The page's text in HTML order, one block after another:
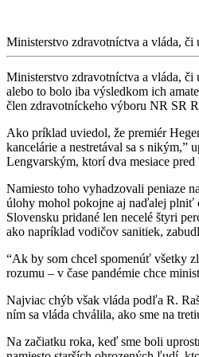
Ministerstvo zdravotníctva a vláda,
Ministerstvo zdravotníctva a vláda,
alebo to bolo iba výsledkom ich
člen zdravotníckeho výboru NR SR
Ako príklad uviedol, že premiér
kancelárie a nestretával sa s
Lengvarským, ktorí dva mesiace
Namiesto toho vyhadzovali peniaze
úlohy mohol pokojne aj naďalej plniť
Slovensku pridané len necelé štyri
ako napríklad vodičov sanitiek,
“Ak by som chcel spomenúť všetky
rozumu – v čase pandémie chce
Najviac chýb však vláda podľa R.
ním sa vláda chválila, ako sme na
Na začiatku roka, keď sme boli